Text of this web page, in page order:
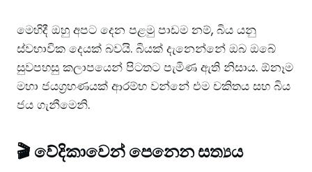
මෙහිදී ඔහු අපට දෙන පළමු පාඩම නම්, බිය යනු
ස්වභාවික දෙයක් බවයි. බියක් දැනෙන්නේ ඔබ ඔබේ
සුවපහසු කලාපයෙන් පිටතට පැමිණ ඇති නිසාය. ඕනෑම
මහා ජයග්‍රහණයක් ආරම්භ වන්නේ එම චකිතය සහ බිය
ජය ගැනීමෙනි.
🎬 වේදිකාවෙන් පෙනෙන සත්‍යය